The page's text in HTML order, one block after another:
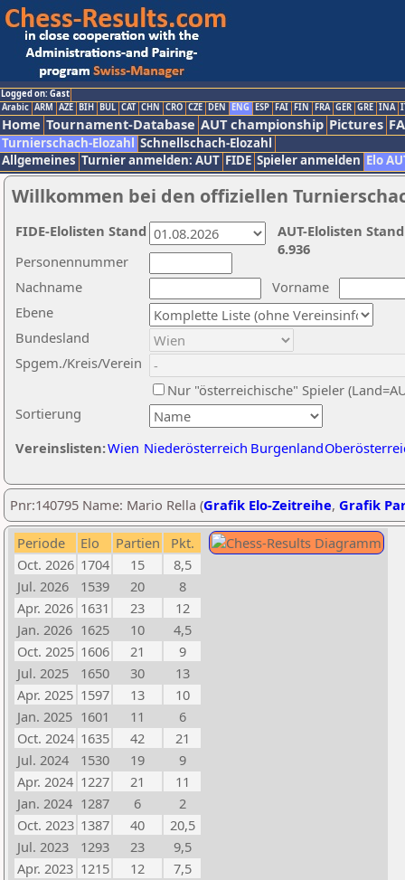
Logged on: Gast
Arabic ARM AZE BIH BUL CAT CHN CRO CZE DEN ENG ESP FAI FIN FRA GER GRE INA
Home Tournament-Database AUT championship Pictures
Turnierschach-Elozahl Schnellschach-Elozahl
Allgemeines Turnier anmelden: AUT FIDE Spieler anmelden Elo
Willkommen bei den offiziellen
Nachname
Vorname
Ebene
Sortierung
Personennummer
Bundesland
Spgem./Kreis/Verein
Nur "österreichische" Spieler
Vereinslisten:Wien Niederösterreich Burgenland
AUT-Elolisten
6.936
FIDE-Elolisten Stand
Pnr:140795 Name: Mario Rella (Grafik Elo-Zeitreihe, Grafik
Periode Elo Partien
Pkt.
Oct. 2026 1704 15
8,5
Jul. 2026
1539 20
8
Apr. 2026 1631 23
12
Jan. 2026 1625 10
4,5
Oct. 2025 1606 21
9
Jul. 2025
1650 30
13
Apr. 2025 1597 13
10
Jan. 2025 1601 11
6
Oct. 2024 1635 42
21
Jul. 2024
1530 19
9
Apr. 2024 1227 21
11
Jan. 2024 1287 6
2
Oct. 2023 1387 40
20,5
Jul. 2023
1293 23
9,5
Apr. 2023 1215 12
7,5